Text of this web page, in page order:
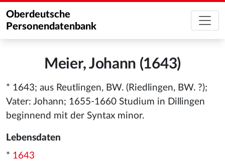
Oberdeutsche
Personendatenbank
Meier, Johann (1643)
* 1643; aus Reutlingen, BW. (Riedlingen, BW. ?);
Vater: Johann; 1655-1660 Studium in Dillingen
beginnend mit der Syntax minor.
Lebensdaten
* 1643